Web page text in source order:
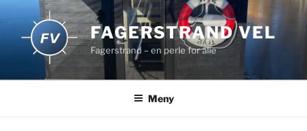
innhold
FAGERSTRAND VEL
Fagerstrand – en perle for alle
Meny